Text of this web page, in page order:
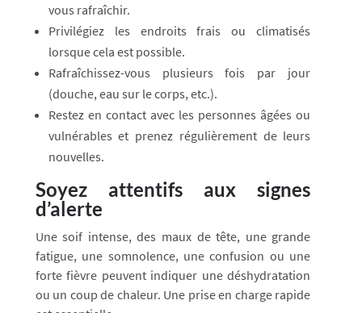
vous rafraîchir.
Privilégiez les endroits frais ou climatisés
lorsque cela est possible.
Rafraîchissez-vous plusieurs fois par jour
(douche, eau sur le corps, etc.).
Restez en contact avec les personnes âgées ou
vulnérables et prenez régulièrement de leurs
nouvelles.
Soyez attentifs aux signes
d’alerte
Une soif intense, des maux de tête, une grande
fatigue, une somnolence, une confusion ou une
forte fièvre peuvent indiquer une déshydratation
ou un coup de chaleur. Une prise en charge rapide